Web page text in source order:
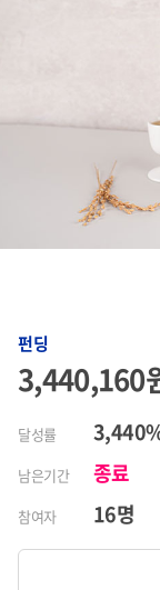
펀딩
3,440,160
달성률
남은기간
종료
참여자 16명